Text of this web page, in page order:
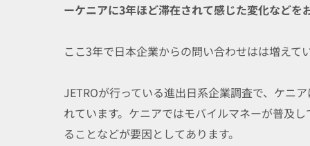
ーケニアに3年ほど滞在されて感じた変化などを
ここ3年で日本企業からの問い合わせはは増えて
JETROが行っている進出日系企業調査で、ケニ
れています。ケニアではモバイルマネーが普及
ることなどが要因としてあります。